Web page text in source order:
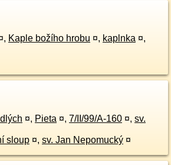
, Kaple božího hrobu ¤, kaplnka ¤,
¤, Pieta ¤, 7/II/99/A-160 ¤, sv.
sloup ¤, sv. Jan Nepomucký ¤